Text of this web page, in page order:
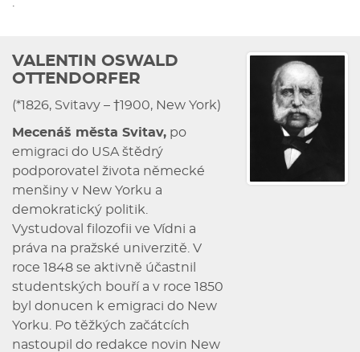
VALENTIN OSWALD
OTTENDORFER
(*1826, Svitavy – †1900, New York)
Mecenáš města Svitav, po
emigraci do USA štědrý
podporovatel života německé
menšiny v New Yorku a
demokratický politik.
Vystudoval filozofii ve Vídni a
práva na pražské univerzitě. V
roce 1848 se aktivně účastnil
studentských bouří a v roce 1850
byl donucen k emigraci do New
Yorku. Po těžkých začátcích
nastoupil do redakce novin New